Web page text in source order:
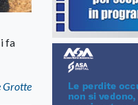
fa
Grotte